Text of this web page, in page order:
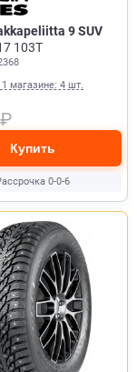
9 SUV
103T
1 магазине: 4 шт.
₽
Купить
0-0-6